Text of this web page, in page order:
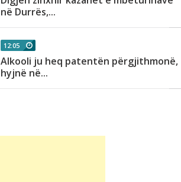
në Durrës,...
12:05
Alkooli ju heq patentën përgjithmonë,
hyjnë në...